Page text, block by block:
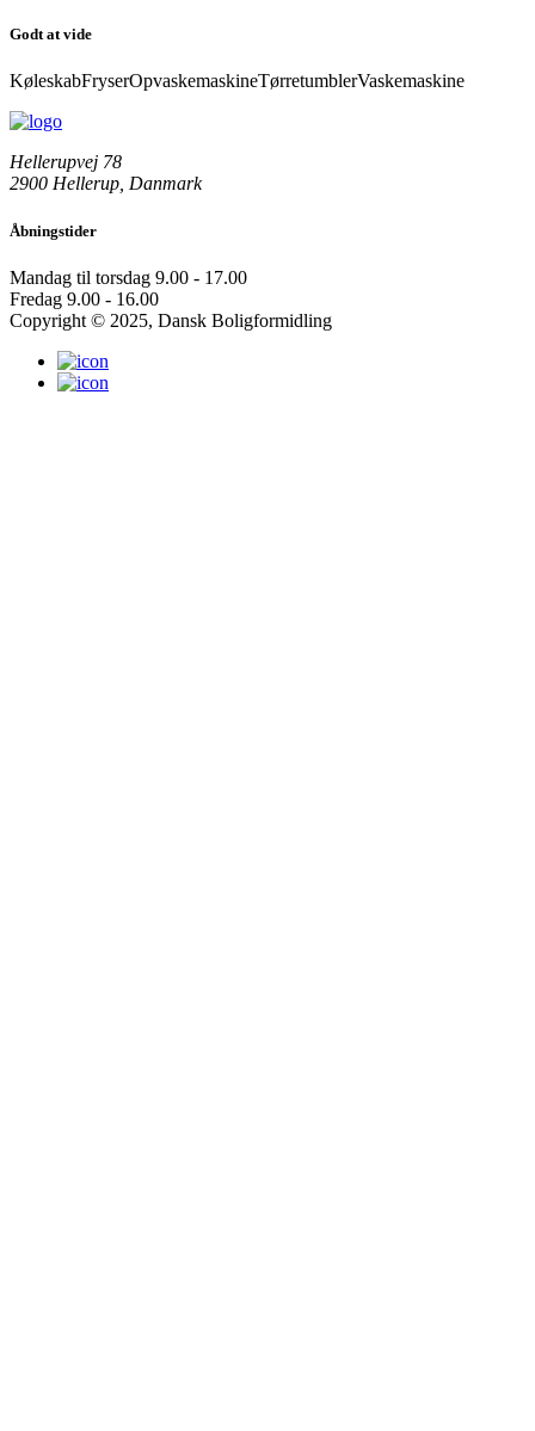
Godt at vide
KøleskabFryserOpvaskemaskineTørretumblerVaskemaskine
Hellerupvej 78
2900 Hellerup, Danmark
Åbningstider
Mandag til torsdag 9.00 - 17.00
Fredag 9.00 - 16.00
Copyright © 2025, Dansk Boligformidling